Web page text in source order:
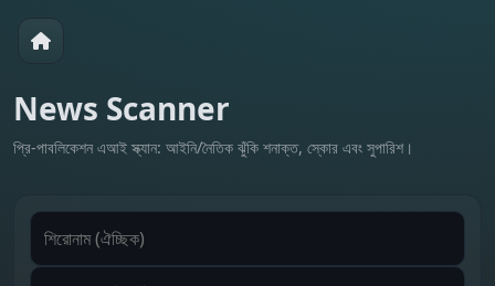
News Scanner
প্রি‑পাবলিকেশন এআই স্ক্যান: আইনি/নৈতিক ঝুঁকি শনাক্ত, স্কোর এবং সুপারিশ।